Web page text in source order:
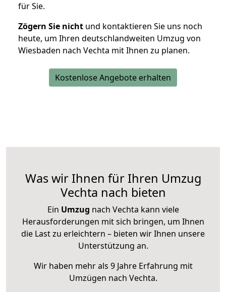
für Sie.
Zögern Sie nicht und kontaktieren Sie uns noch
heute, um Ihren deutschlandweiten Umzug von
Wiesbaden nach Vechta mit Ihnen zu planen.
Kostenlose Angebote erhalten
Was wir Ihnen für Ihren Umzug
Vechta nach bieten
Ein Umzug nach Vechta kann viele
Herausforderungen mit sich bringen, um Ihnen
die Last zu erleichtern – bieten wir Ihnen unsere
Unterstützung an.
Wir haben mehr als 9 Jahre Erfahrung mit
Umzügen nach Vechta.